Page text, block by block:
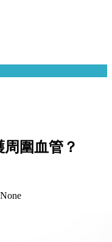
圍血管？
None